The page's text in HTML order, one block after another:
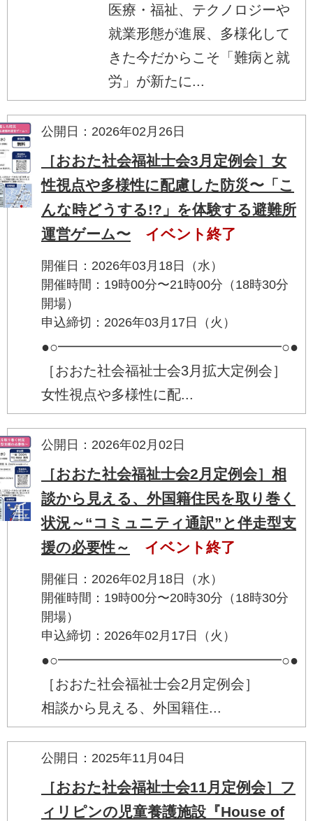
医療・福祉、テクノロジーや
就業形態が進展、多様化して
きた今だからこそ「難病と就
労」が新たに...
公開日：2026年02月26日
［おおた社会福祉士会3月定例会］女
性視点や多様性に配慮した防災〜「こ
んな時どうする!?」を体験する避難所
運営ゲーム〜
イベント終了
開催日：2026年03月18日（水）
開催時間：19時00分〜21時00分（18時30分
開場）
申込締切：2026年03月17日（火）
●○━━━━━━━━━━━━━━━━○●
［おおた社会福祉士会3月拡大定例会］
女性視点や多様性に配...
公開日：2026年02月02日
［おおた社会福祉士会2月定例会］相
談から見える、外国籍住民を取り巻く
状況～“コミュニティ通訳”と伴走型支
援の必要性～
イベント終了
開催日：2026年02月18日（水）
開催時間：19時00分〜20時30分（18時30分
開場）
申込締切：2026年02月17日（火）
●○━━━━━━━━━━━━━━━━○●
［おおた社会福祉士会2月定例会］
相談から見える、外国籍住...
公開日：2025年11月04日
［おおた社会福祉士会11月定例会］フ
ィリピンの児童養護施設『House of